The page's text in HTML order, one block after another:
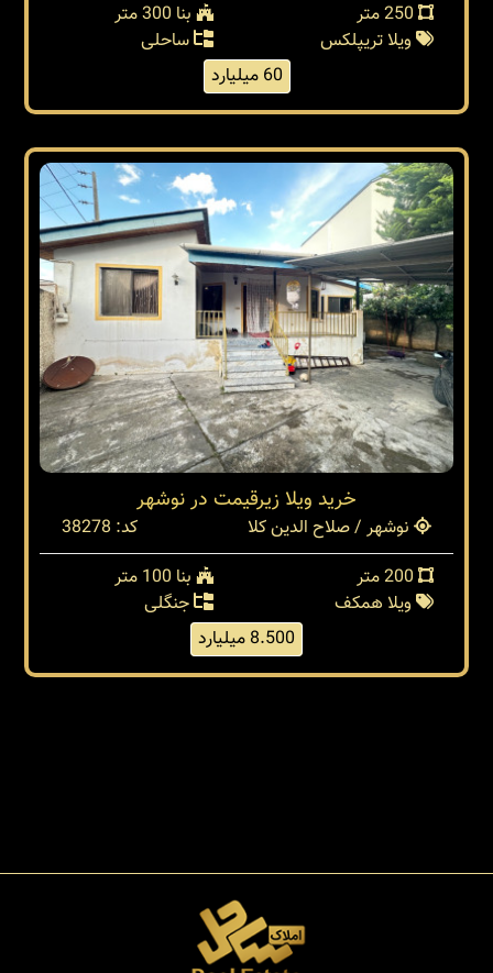
بنا 300 متر
ویلا تریپلکس
ساحلی
60 میلیارد
خريد ويلا زيرقيمت در نوشهر
نوشهر / صلاح الدین کلا
کد: 38278
بنا 100 متر
ویلا همکف
جنگلی
8.500 میلیارد